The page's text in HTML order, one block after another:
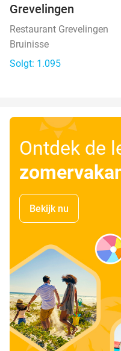
Grevelingen
Restaurant Grevelingen
Bruinisse
Solgt: 1.095
Ontdek de
Bekijk nu